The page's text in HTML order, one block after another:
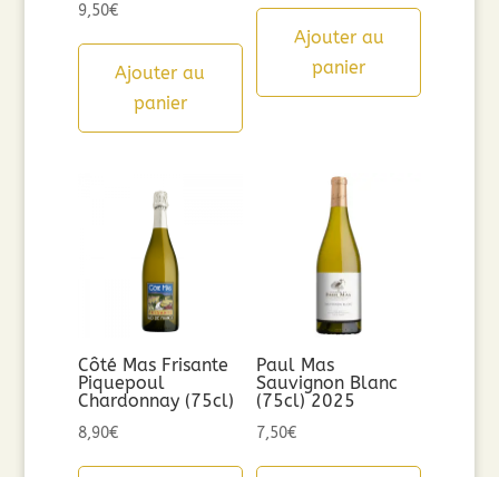
9,50€
Ajouter au
panier
Ajouter au
panier
Côté Mas Frisante
Piquepoul
Chardonnay (75cl)
8,90€
Paul Mas
Sauvignon Blanc
(75cl) 2025
7,50€